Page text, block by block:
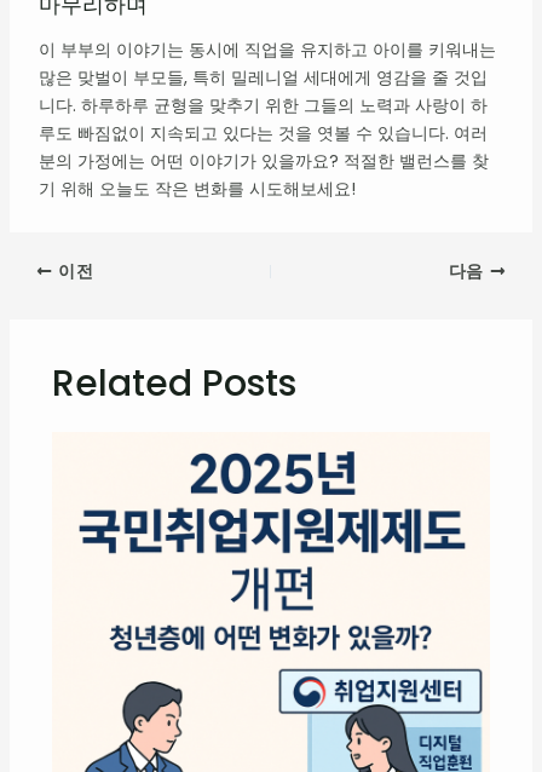
이 부부의 이야기는 동시에 직업을 유지하고 아이를 키워내는
많은 맞벌이 부모들, 특히 밀레니얼 세대에게 영감을 줄 것입
니다. 하루하루 균형을 맞추기 위한 그들의 노력과 사랑이 하
루도 빠짐없이 지속되고 있다는 것을 엿볼 수 있습니다. 여러
분의 가정에는 어떤 이야기가 있을까요? 적절한 밸런스를 찾
기 위해 오늘도 작은 변화를 시도해보세요!
이전 다음
Related Posts